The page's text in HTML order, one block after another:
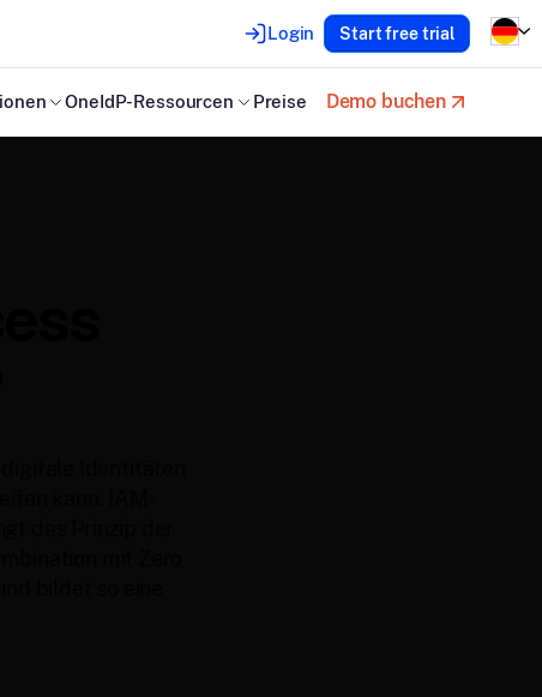
Login Start free trial
OneIdP-Ressourcen Preise Demo buchen